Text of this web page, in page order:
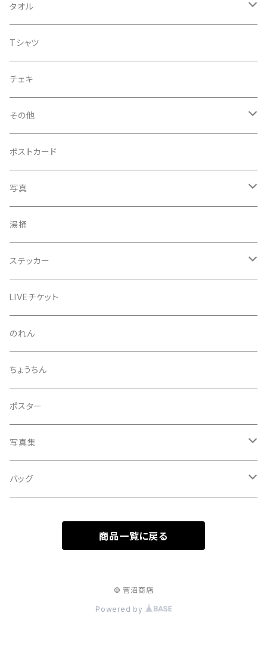
企画CD
シングル
タオル
菅沼温泉タオル
菅沼エアーかおる
菅沼温泉ハンカチタオル
手ぬぐい
Tシャツ
チェキ
その他
コースター
うちわ
きんちゃく
マッチ
くつ下
お礼ボイス
アクリルスタンド
灰皿
ポストカード
写真
24節気少年
芒種風景
夏至風景
白露
秋分
生写真
プロマイド（マルベル堂）
湯桶
ステッカー
24節気少年
毅然湯
スガヌマンチョコシール
A HARD DAY'S NIGHT
with the suganuma's
LIVEチケット
のれん
ちょうちん
ポスター
写真集
５歳刻み写真集
バッグ
マルシェバッグ
商品一覧に戻る
© 菅沼商店
Powered by